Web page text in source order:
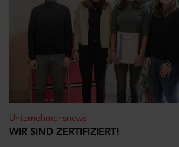
Unternehmensnews
WIR SIND ZERTIFIZIERT!